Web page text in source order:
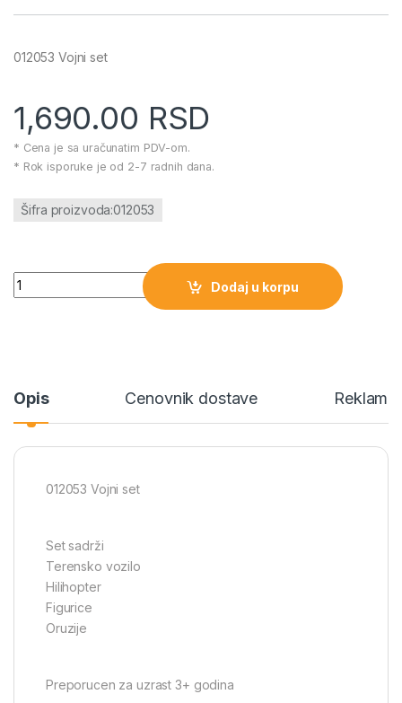
012053 Vojni set
1,690.00 RSD
* Cena je sa uračunatim PDV-om.
* Rok isporuke je od 2-7 radnih dana.
Šifra proizvoda:012053
012053 Vojni set količina
Dodaj u korpu
Opis Cenovnik dostave
012053 Vojni set
Set sadrži
Terensko vozilo
Hilihopter
Figurice
Oruzije
Preporucen za uzrast 3+ godina